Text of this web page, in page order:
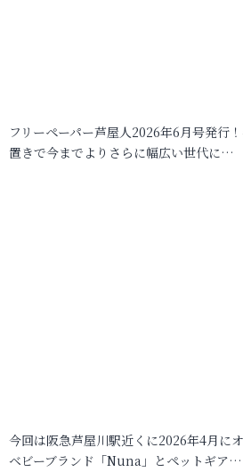
フリーペーパー芦屋人2026年6月号発行
置きで今までよりさらに幅広い世代に…
今回は阪急芦屋川駅近くに2026年4月に
ベビーブランド「Nuna」とペットギア…